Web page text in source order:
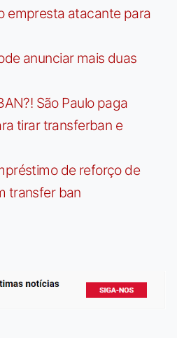
empresta atacante para
anunciar mais duas
São Paulo paga
tirar transferban e
de reforço de
transfer ban